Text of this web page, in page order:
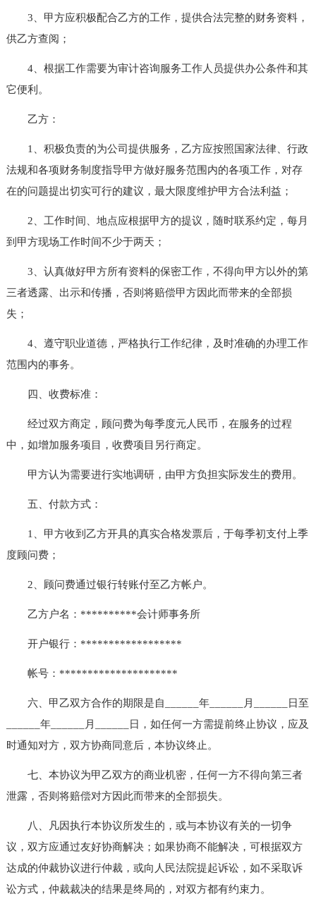
3、甲方应积极配合乙方的工作，提供合法完整的财务资料，
供乙方查阅；
4、根据工作需要为审计咨询服务工作人员提供办公条件和其
它便利。
乙方：
1、积极负责的为公司提供服务，乙方应按照国家法律、行政
法规和各项财务制度指导甲方做好服务范围内的各项工作，对存
在的问题提出切实可行的建议，最大限度维护甲方合法利益；
2、工作时间、地点应根据甲方的提议，随时联系约定，每月
到甲方现场工作时间不少于两天；
3、认真做好甲方所有资料的保密工作，不得向甲方以外的第
三者透露、出示和传播，否则将赔偿甲方因此而带来的全部损
失；
4、遵守职业道德，严格执行工作纪律，及时准确的办理工作
范围内的事务。
四、收费标准：
经过双方商定，顾问费为每季度元人民币，在服务的过程
中，如增加服务项目，收费项目另行商定。
甲方认为需要进行实地调研，由甲方负担实际发生的费用。
五、付款方式：
1、甲方收到乙方开具的真实合格发票后，于每季初支付上季
度顾问费；
2、顾问费通过银行转账付至乙方帐户。
乙方户名：**********会计师事务所
开户银行：******************
帐号：*********************
六、甲乙双方合作的期限是自______年______月______日至
______年______月______日，如任何一方需提前终止协议，应及
时通知对方，双方协商同意后，本协议终止。
七、本协议为甲乙双方的商业机密，任何一方不得向第三者
泄露，否则将赔偿对方因此而带来的全部损失。
八、凡因执行本协议所发生的，或与本协议有关的一切争
议，双方应通过友好协商解决；如果协商不能解决，可根据双方
达成的仲裁协议进行仲裁，或向人民法院提起诉讼，如不采取诉
讼方式，仲裁裁决的结果是终局的，对双方都有约束力。